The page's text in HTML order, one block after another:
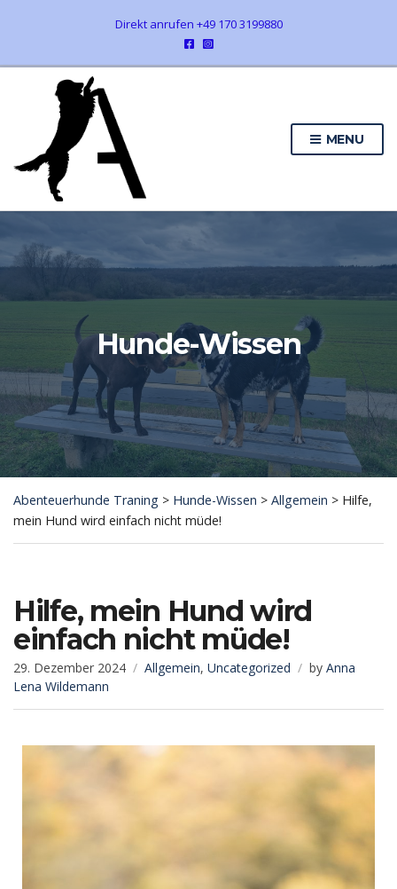
Direkt anrufen +49 170 3199880
MENU
Hunde-Wissen
Abenteuerhunde Traning > Hunde-Wissen > Allgemein > Hilfe,
mein Hund wird einfach nicht müde!
Hilfe, mein Hund wird
einfach nicht müde!
29. Dezember 2024 Allgemein, Uncategorized by Anna
Lena Wildemann